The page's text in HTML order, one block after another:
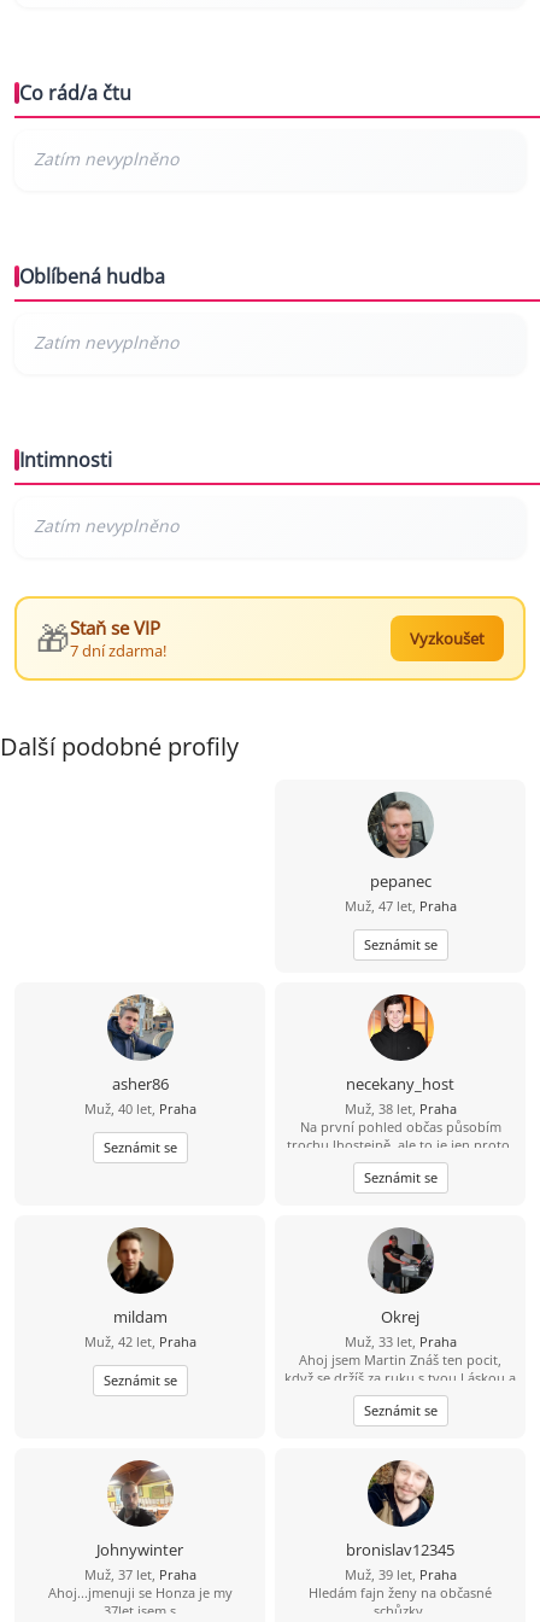
Co rád/a čtu
Oblíbená hudba
Intimnosti
🎁Staň se VIP
7 dní zdarma!
Vyzkoušet
Další podobné profily
pepanec
Muž, 47 let, Praha
Seznámit se
asher86
Muž, 40 let, Praha
Seznámit se
necekany_host
Muž, 38 let, Praha
Na první pohled občas působím
trochu lhostejně, ale to je jen proto,
že svět raději tiše vnímám, než abych
měl potřebu ho neustále
komentovat. Pokud se se mnou
přeskočí sama.
Seznámit se
mildam
Muž, 42 let, Praha
Seznámit se
Okrej
Muž, 33 let, Praha
Ahoj jsem Martin Znáš ten pocit,
když se držíš za ruku s tvou Láskou a
čas jakoby neexistoval? Jsem 23 let,
sympatický, svobodný, muž se
smyslem pro humor a životem
držení za ruce bude pouhá
předzvěst toho nádherného, co s
ním prožije. Miluji večerní
procházky, když slunce zapadá. Mám
oblíbenou trasu kolem Vltavy. A pak
společný návrat s posezením a
večeří v útulné hospůdce by mohlo
být příjemným zakončením hezkého
dne.
Seznámit se
Johnywinter
Muž, 37 let, Praha
Ahoj...jmenuji se Honza je my
37let,jsem s
bronislav12345
Muž, 39 let, Praha
Hledám fajn ženy na občasné
schůzky.